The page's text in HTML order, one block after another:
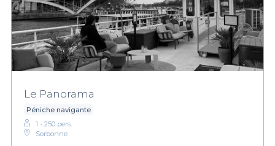
Le Panorama
Péniche navigante
1 - 250 pers.
Sorbonne